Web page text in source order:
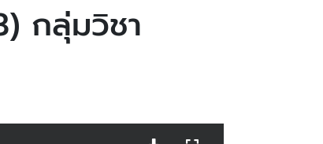
กลุ่มวิชา